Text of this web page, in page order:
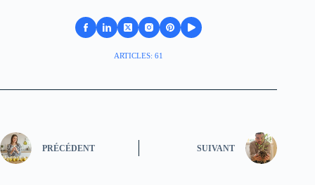
ARTICLES: 61
PRÉCÉDENT SUIVANT